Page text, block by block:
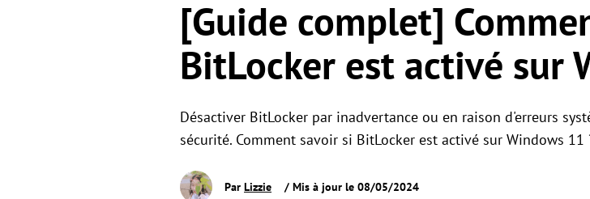
[Guide complet]
BitLocker est activé sur
Désactiver BitLocker par inadvertance ou en raison d'erreurs
sécurité. Comment savoir si BitLocker est activé sur Windows 11
Par Lizzie / Mis à jour le 08/05/2024